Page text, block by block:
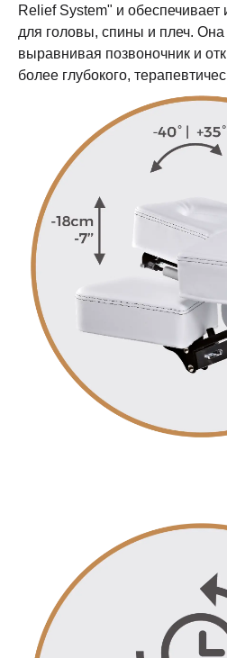
Relief System" и обеспечивает
для головы, спины и плеч. Она
выравнивая позвоночник и
более глубокого,